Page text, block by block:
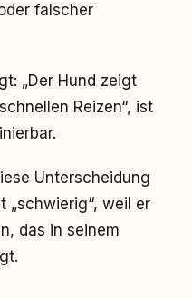
falscher
„Der Hund zeigt
Reizen“, ist
Unterscheidung
„schwierig“, weil er
das in seinem